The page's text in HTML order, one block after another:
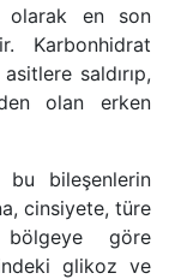
olarak en son
Karbonhidrat
saldırıp,
olan erken
bileşenlerin
cinsiyete, türe
göre
glikoz ve